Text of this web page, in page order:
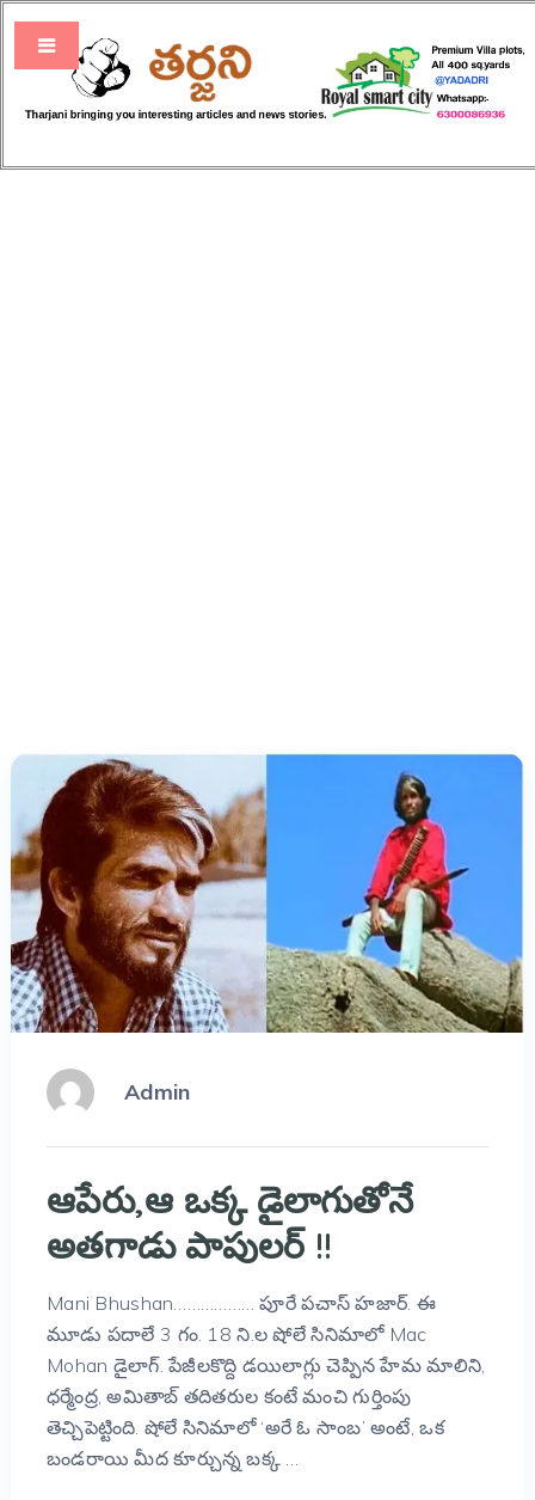
Admin
ఆపేరు,ఆ ఒక్క డైలాగుతోనే
అతగాడు పాపులర్ !!
Mani Bhushan……………… పూరే పచాస్ హజార్. ఈ
మూడు పదాలే 3 గం. 18 ని.ల షోలే సినిమాలో Mac
Mohan డైలాగ్. పేజీలకొద్ది డయిలాగ్లు చెప్పిన హేమ మాలిని,
ధర్మేంద్ర, అమితాబ్ తదితరుల కంటే మంచి గుర్తింపు
తెచ్చిపెట్టింది. షోలే సినిమాలో ‘అరే ఓ సాంబ’ అంటే, ఒక
బండరాయి మీద కూర్చున్న బక్క …